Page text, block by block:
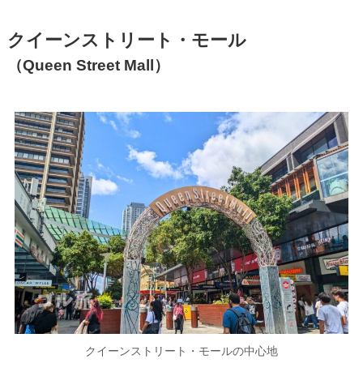
クイーンストリート・モール
（Queen Street Mall）
クイーンストリート・モールの中心地